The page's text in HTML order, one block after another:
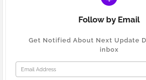
Follow by Email
Get Notified About Next Update
inbox